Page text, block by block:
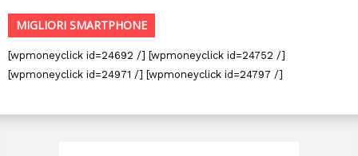
MIGLIORI SMARTPHONE
[wpmoneyclick id=24692 /] [wpmoneyclick id=24752 /]
[wpmoneyclick id=24971 /] [wpmoneyclick id=24797 /]